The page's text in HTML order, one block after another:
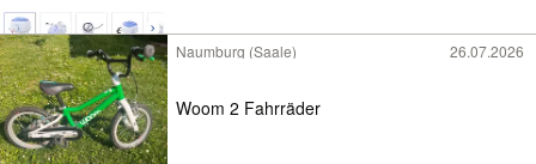
Naumburg (Saale) 26.07.2026
Woom 2 Fahrräder